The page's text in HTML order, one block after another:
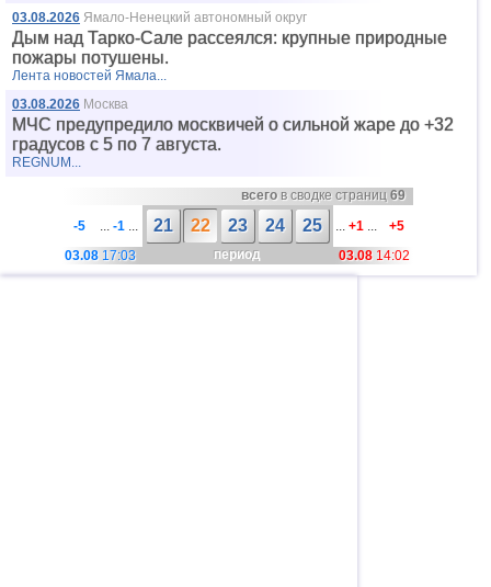
03.08.2026 Ямало-Ненецкий автономный округ
Дым над Тарко-Сале рассеялся: крупные природные
пожары потушены.
Лента новостей Ямала...
03.08.2026 Москва
МЧС предупредило москвичей о сильной жаре до +32
градусов с 5 по 7 августа.
REGNUM...
всегов сводке страниц69
-5
...-1 ... 21 22 23 24 25 ...+1 ...
+5
03.08 17:03 период 03.08 14:02